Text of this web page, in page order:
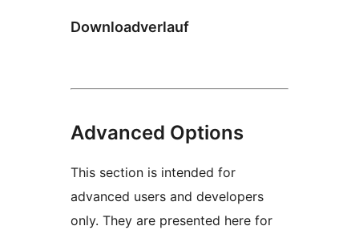
Downloadverlauf
Advanced Options
This section is intended for
advanced users and developers
only. They are presented here for